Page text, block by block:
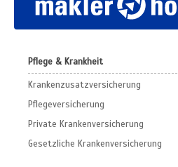
Pflege & Krankheit
Krankenzusatzversicherung
Pflegeversicherung
Private Krankenversicherung
Gesetzliche Krankenversicherung